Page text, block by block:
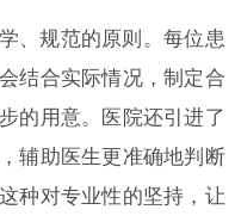
、规范的原则。每位患
结合实际情况，制定合
的用意。医院还引进了
辅助医生更准确地判断
种对专业性的坚持，让